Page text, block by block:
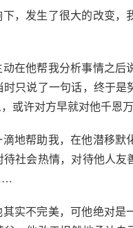
，发生了很大的改变，
在他帮我分析事情之
只说了一句话，终于
或许对方早就对他千恩万
地帮助我，在他潜移默
社会热情，对待他人
实不完美，可他绝对是